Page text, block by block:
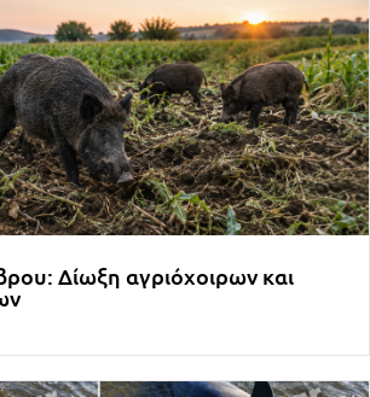
Δίωξη αγριόχοιρων και